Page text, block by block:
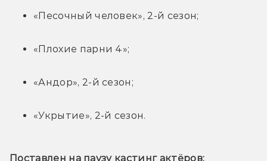
«Песочный человек», 2-й сезон;
«Плохие парни 4»;
«Андор», 2-й сезон;
«Укрытие», 2-й сезон.
Поставлен на паузу кастинг актёров: